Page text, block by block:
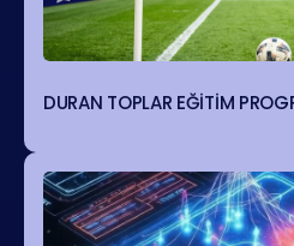
DURAN TOPLAR EĞİTİM